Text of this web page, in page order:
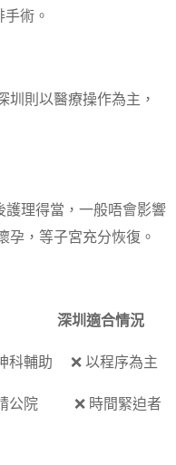
術。
圳則以醫療操作為主，
理得當，一般唔會影響
孕，等子宮充分恢復。
深圳適合情況
輔助 ❌ 以程序為主
公院 ❌ 時間緊迫者